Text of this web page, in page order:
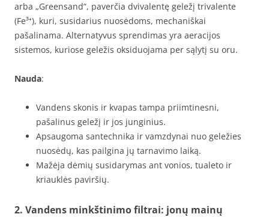
arba „Greensand“, paverčia dvivalentę geležį trivalente
(Fe³⁺), kuri, susidarius nuosėdoms, mechaniškai
pašalinama. Alternatyvus sprendimas yra aeracijos
sistemos, kuriose geležis oksiduojama per sąlytį su oru.
Nauda:
Vandens skonis ir kvapas tampa priimtinesni,
pašalinus geležį ir jos junginius.
Apsaugoma santechnika ir vamzdynai nuo geležies
nuosėdų, kas pailgina jų tarnavimo laiką.
Mažėja dėmių susidarymas ant vonios, tualeto ir
kriauklės paviršių.
2. Vandens minkštinimo filtrai: jonų mainų